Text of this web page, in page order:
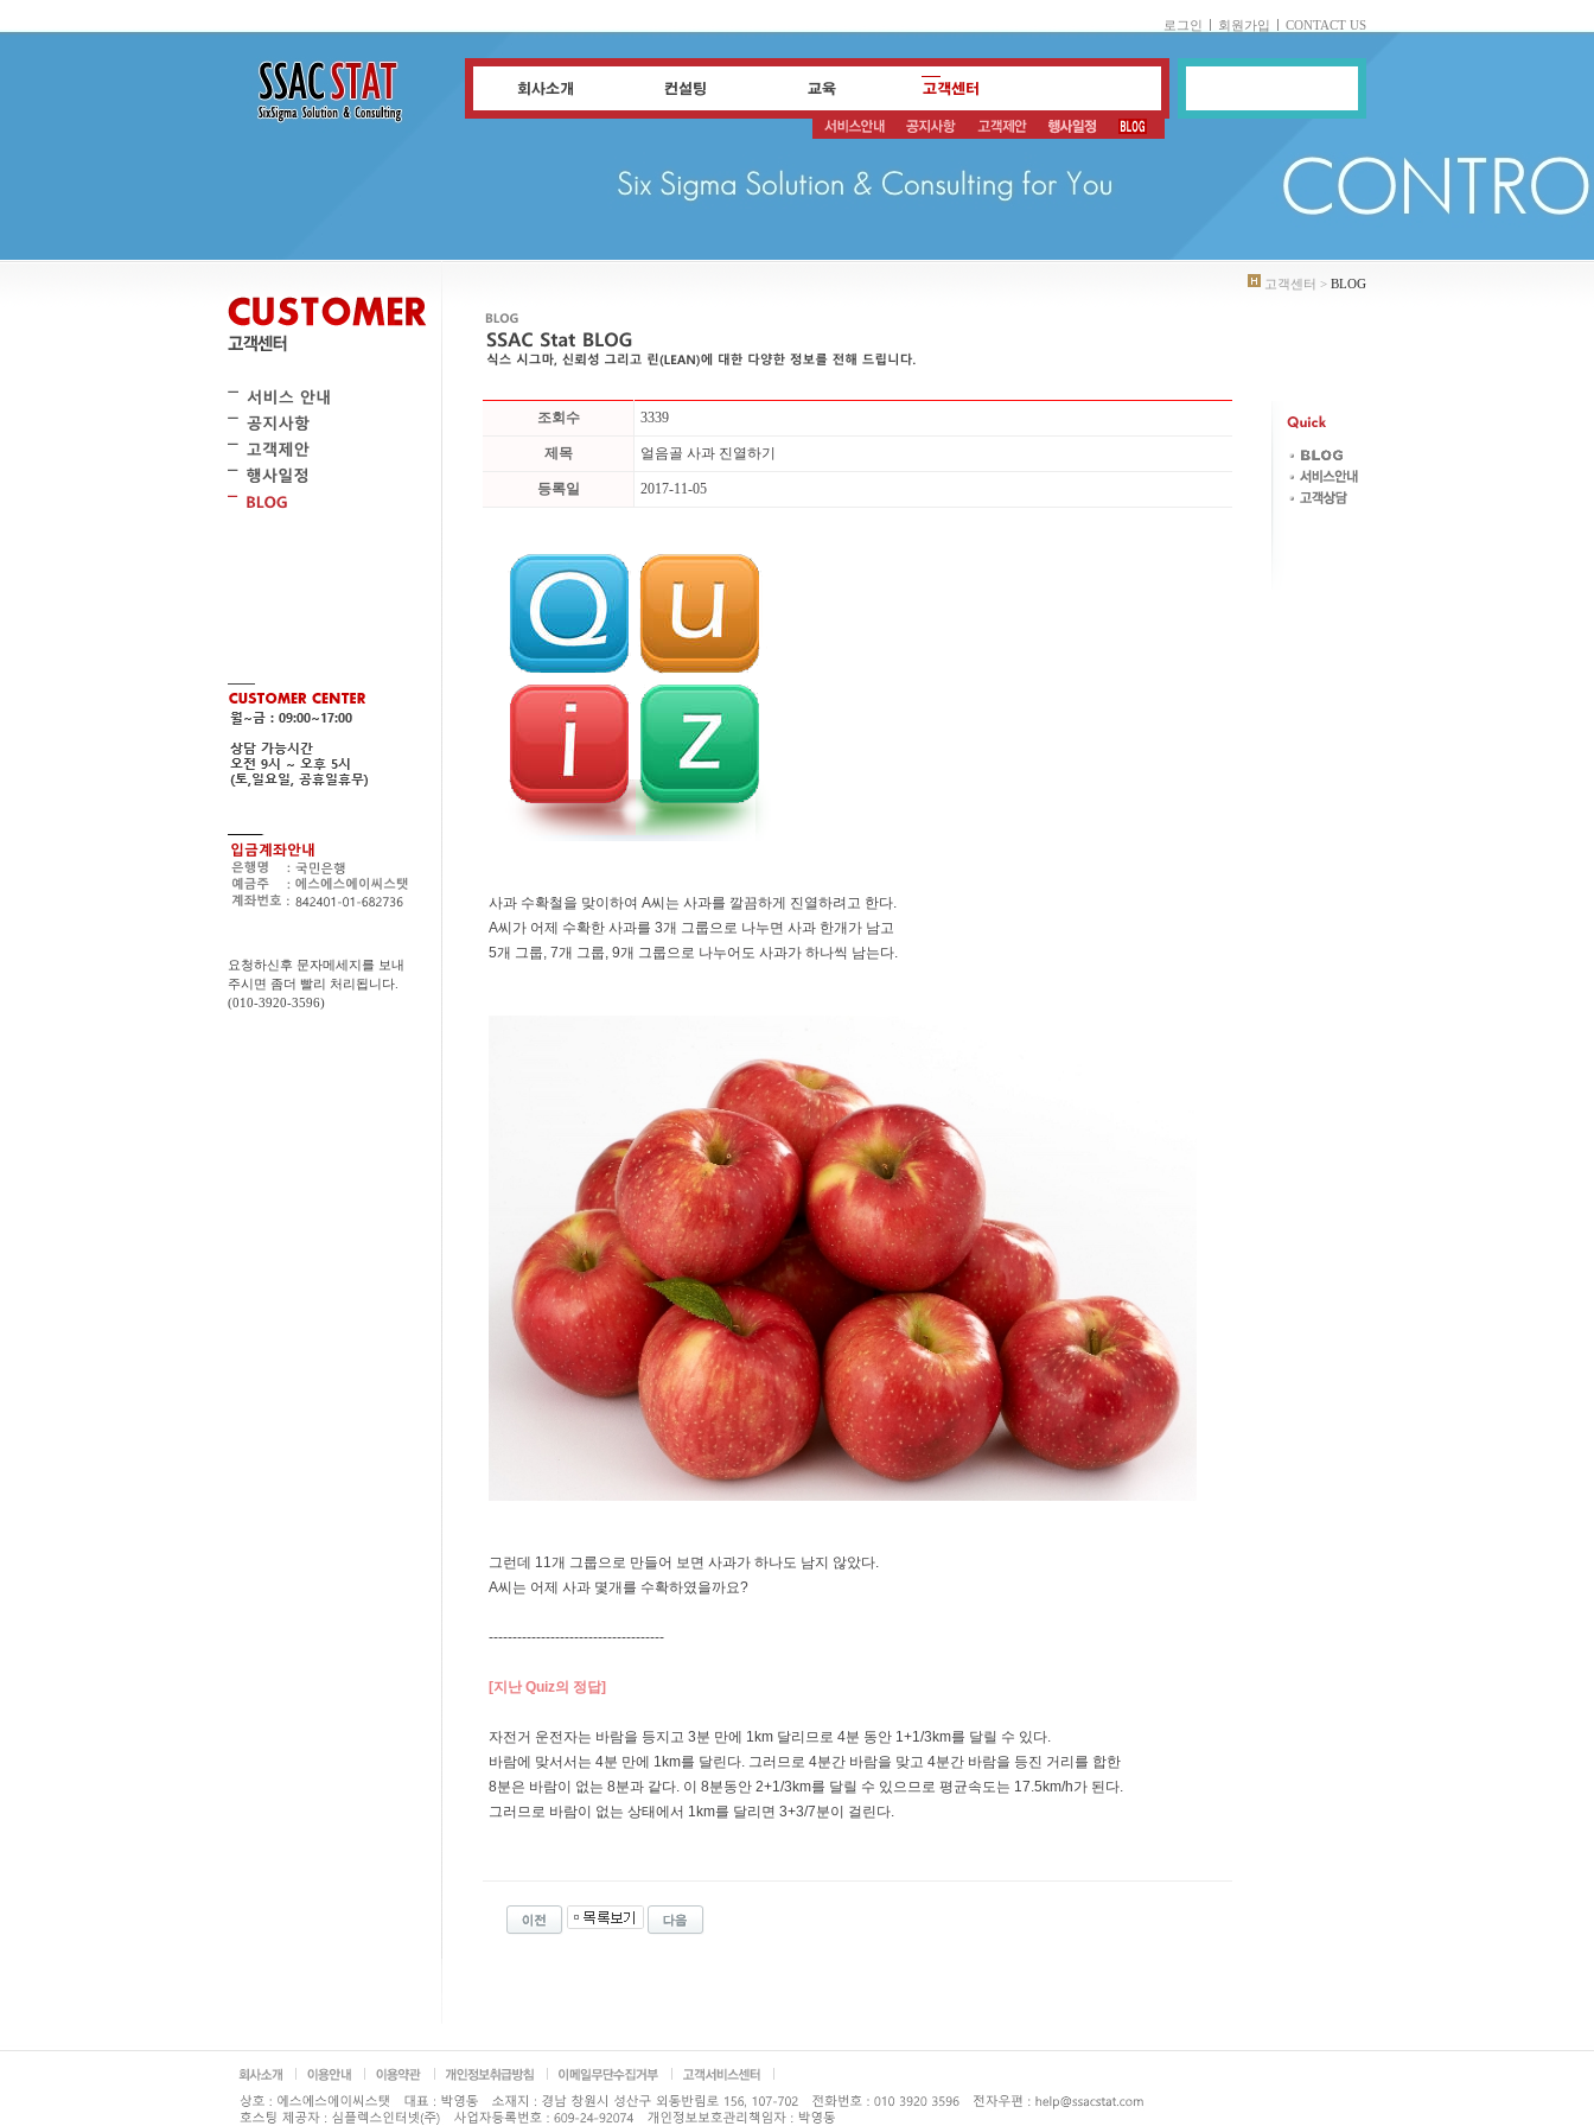
로그인 회원가입 CONTACT US
요청하신후 문자메세지를 보내
주시면 좀더 빨리 처리됩니다.
(010-3920-3596)
고객센터 > BLOG
조회수 3339
제목 얼음골 사과 진열하기
등록일 2017-11-05
사과 수확철을 맞이하여 A씨는 사과를 깔끔하게 진열하려고 한다.
A씨가 어제 수확한 사과를 3개 그룹으로 나누면 사과 한개가 남고
5개 그룹, 7개 그룹, 9개 그룹으로 나누어도 사과가 하나씩 남는다.
그런데 11개 그룹으로 만들어 보면 사과가 하나도 남지 않았다.
A씨는 어제 사과 몇개를 수확하였을까요?
-------------------------------------
[지난 Quiz의 정답]
자전거 운전자는 바람을 등지고 3분 만에 1km 달리므로 4분 동안 1+1/3km를 달릴 수 있다.
바람에 맞서서는 4분 만에 1km를 달린다. 그러므로 4분간 바람을 맞고 4분간 바람을 등진 거리를 합한
8분은 바람이 없는 8분과 같다. 이 8분동안 2+1/3km를 달릴 수 있으므로 평균속도는 17.5km/h가 된다.
그러므로 바람이 없는 상태에서 1km를 달리면 3+3/7분이 걸린다.